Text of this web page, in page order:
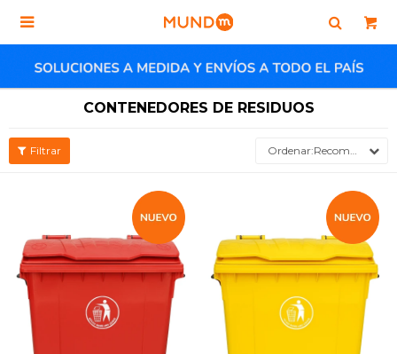

CONTENEDORES DE RESIDUOS
Recomendados